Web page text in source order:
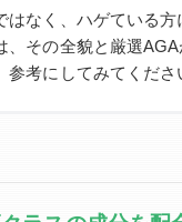
はなく、ハゲている方
、その全貌と厳選
参考にしてみてくださ